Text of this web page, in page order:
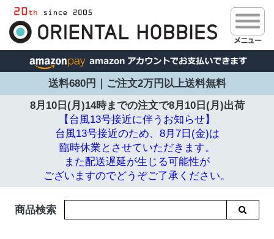
送料680円｜ご注文2万円以上送料無料
8月10日(月)14時までの注文で8月10日(月)出荷
【台風13号接近に伴うお知らせ】
台風13号接近のため、8月7日(金)は
臨時休業とさせていただきます。
また配送遅延が生じる可能性が
ございますのでどうぞご了承ください。
商品検索